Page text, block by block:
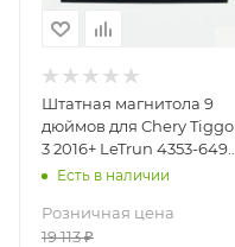
Штатная магнитола 9
дюймов для Chery Tiggo
3 2016+ LeTrun 4353-6494
Android 12 UIS8581A
Есть в наличии
Розничная цена
19 113₽